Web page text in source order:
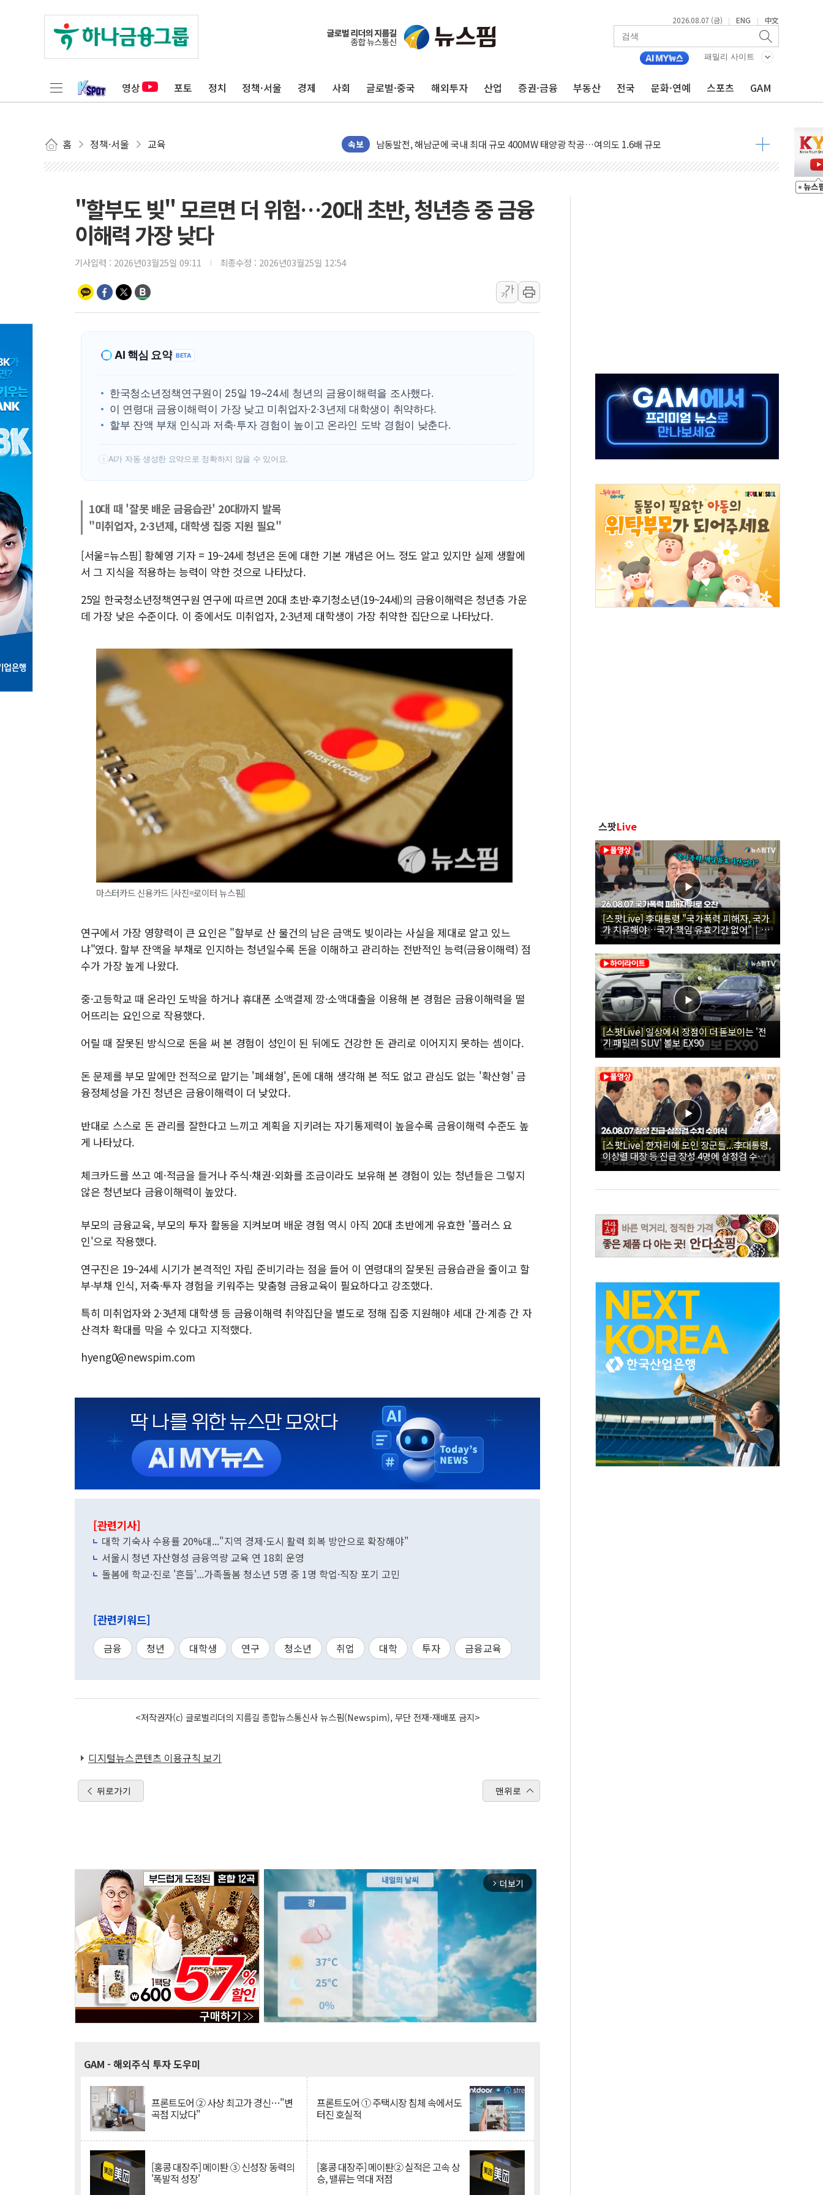
2026.08.07 (금) | ENG | 中文
패밀리 사이트
영상 포토 정치 정책·서울 경제 사회 글로벌·중국 해외투자 산업 증권·금융 부동산 전국 문화·연예 스포츠 GAM
홈 정책·서울 교육 속보
트럼프, 中 겨냥 폴리실리콘 관세 15% 부과…美 태양광주 급등
[사진] 빈살만과 에르도안의 만남
남동발전, 해남군에 국내 최대 규모 400MW 태양광 착공…여의도 1.6배 규모
[인도증시] 중동 불안 속 유가 상승에 소폭 하락...금융주 낙폭 커
폭염 누그러지고 가뭄 숙지나...경북동해안권 8~9일 최대 100mm 호우
사우디·튀르키예·파키스탄, '공동방위협정' 체결… 수니파 국가들의 새 안보 협력 구도
[코인시황] 비트코인 6만4000달러대 횡보…고래·ETF 매수에도 고유가·금리·입법 지연 '삼중 부담'
[베트남 증시] 유동성 부진 지속, 강보합 마감...석유·가스주 올랐지만 빈그룹이 상쇄
포스코홀딩스, 포스코인터·DX 지분 일부 매각
태국 학교서 중학생 총기 난사...최소 7명 사망
"할부도 빚" 모르면 더 위험…20대 초반, 청년층 중 금융
이해력 가장 낮다
기사입력 : 2026년03월25일 09:11 최종수정 : 2026년03월25일 12:54
가
가
AI 핵심 요약 BETA
한국청소년정책연구원이 25일 19~24세 청년의 금융이해력을 조사했다.
이 연령대 금융이해력이 가장 낮고 미취업자·2·3년제 대학생이 취약하다.
할부 잔액 부채 인식과 저축·투자 경험이 높이고 온라인 도박 경험이 낮춘다.
! AI가 자동 생성한 요약으로 정확하지 않을 수 있어요.
10대 때 '잘못 배운 금융습관' 20대까지 발목
"미취업자, 2·3년제, 대학생 집중 지원 필요"
[서울=뉴스핌] 황혜영 기자 = 19~24세 청년은 돈에 대한 기본 개념은 어느 정도 알고 있지만 실제 생활에
서 그 지식을 적용하는 능력이 약한 것으로 나타났다.
25일 한국청소년정책연구원 연구에 따르면 20대 초반·후기청소년(19~24세)의 금융이해력은 청년층 가운
데 가장 낮은 수준이다. 이 중에서도 미취업자, 2·3년제 대학생이 가장 취약한 집단으로 나타났다.
마스터카드 신용카드 [사진=로이터 뉴스핌]
연구에서 가장 영향력이 큰 요인은 "할부로 산 물건의 남은 금액도 빚이라는 사실을 제대로 알고 있느
냐"였다. 할부 잔액을 부채로 인지하는 청년일수록 돈을 이해하고 관리하는 전반적인 능력(금융이해력) 점
수가 가장 높게 나왔다.
중·고등학교 때 온라인 도박을 하거나 휴대폰 소액결제 깡·소액대출을 이용해 본 경험은 금융이해력을 떨
어뜨리는 요인으로 작용했다.
어릴 때 잘못된 방식으로 돈을 써 본 경험이 성인이 된 뒤에도 건강한 돈 관리로 이어지지 못하는 셈이다.
돈 문제를 부모 말에만 전적으로 맡기는 '폐쇄형', 돈에 대해 생각해 본 적도 없고 관심도 없는 '확산형' 금
융정체성을 가진 청년은 금융이해력이 더 낮았다.
반대로 스스로 돈 관리를 잘한다고 느끼고 계획을 지키려는 자기통제력이 높을수록 금융이해력 수준도 높
게 나타났다.
체크카드를 쓰고 예·적금을 들거나 주식·채권·외화를 조금이라도 보유해 본 경험이 있는 청년들은 그렇지
않은 청년보다 금융이해력이 높았다.
부모의 금융교육, 부모의 투자 활동을 지켜보며 배운 경험 역시 아직 20대 초반에게 유효한 '플러스 요
인'으로 작용했다.
연구진은 19~24세 시기가 본격적인 자립 준비기라는 점을 들어 이 연령대의 잘못된 금융습관을 줄이고 할
부·부채 인식, 저축·투자 경험을 키워주는 맞춤형 금융교육이 필요하다고 강조했다.
특히 미취업자와 2·3년제 대학생 등 금융이해력 취약집단을 별도로 정해 집중 지원해야 세대 간·계층 간 자
산격차 확대를 막을 수 있다고 지적했다.
hyeng0@newspim.com
[관련기사]
대학 기숙사 수용률 20%대..."지역 경제·도시 활력 회복 방안으로 확장해야"
서울시 청년 자산형성 금융역량 교육 연 18회 운영
돌봄에 학교·진로 '흔들'...가족돌봄 청소년 5명 중 1명 학업·직장 포기 고민
[관련키워드]
금융 청년 대학생 연구 청소년 취업 대학 투자 금융교육
<저작권자(c) 글로벌리더의 지름길 종합뉴스통신사 뉴스핌(Newspim), 무단 전재-재배포 금지>
디지털뉴스콘텐츠 이용규칙 보기
뒤로가기 맨위로
arrow_forward_ios 더보기
GAM - 해외주식 투자 도우미
프론트도어 ② 사상 최고가 경신…"변
곡점 지났다"
프론트도어 ① 주택시장 침체 속에서도
터진 호실적
[홍콩 대장주] 메이퇀 ③ 신성장 동력의
'폭발적 성장'
[홍콩 대장주] 메이퇀② 실적은 고속 상
승, 밸류는 역대 저점
스팟Live
[스팟Live] 李대통령 "국가폭력 피해자, 국가
가 치유해야…국가 책임 유효기간 없어"｜
26.08.07 국가폭력 피해자 위로 오찬
[스팟Live] 일상에서 장점이 더 돋보이는 '전
기 패밀리 SUV' 볼보 EX90
[스팟Live] 한자리에 모인 장군들...李대통령,
이상렬 대장 등 진급 장성 4명에 삼정검 수치
직접 수여｜26.08.07 장성 진급·삼정검 수치